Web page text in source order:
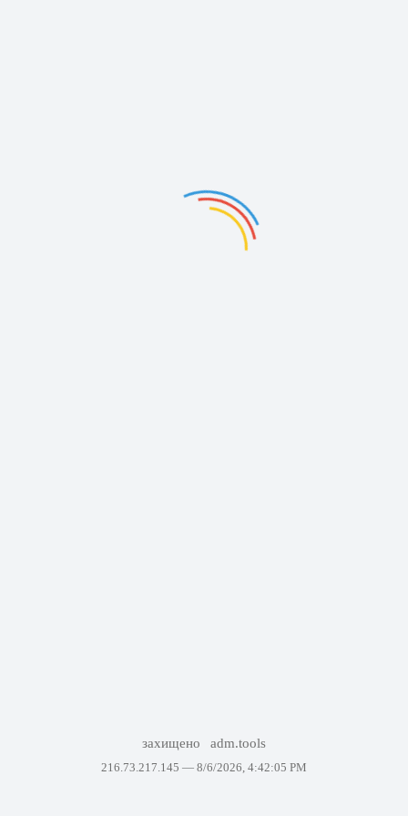
захищено adm.tools
216.73.217.145 — 8/6/2026, 4:42:05 PM